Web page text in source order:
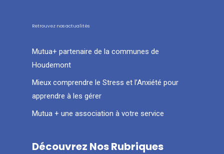
Retrouvez nos actualités
Mutua+ partenaire de la communes de
Houdemont
Mieux comprendre le Stress et l’Anxiété pour
apprendre à les gérer
Mutua + une association à votre service
Découvrez Nos Rubriques